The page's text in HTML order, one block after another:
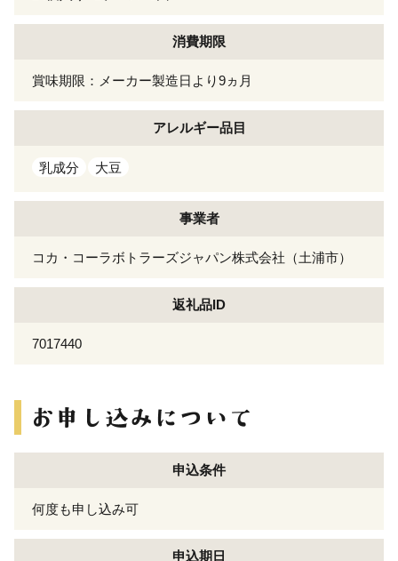
消費期限
賞味期限：メーカー製造日より9ヵ月
アレルギー品目
乳成分 大豆
事業者
コカ・コーラボトラーズジャパン株式会社（土浦市）
返礼品ID
7017440
申込条件
何度も申し込み可
申込期日